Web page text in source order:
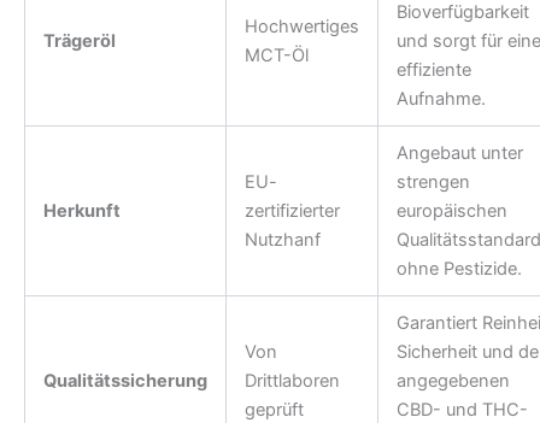
Trägeröl
Hochwertiges
MCT-Öl
Bioverfügbarkeit
und sorgt für eine
effiziente
Aufnahme.
Herkunft
EU-
zertifizierter
Nutzhanf
Angebaut unter
strengen
europäischen
ohne Pestizide.
Qualitätssicherung
Von
Drittlaboren
geprüft
Garantiert
Sicherheit und
angegebenen
CBD- und THC-